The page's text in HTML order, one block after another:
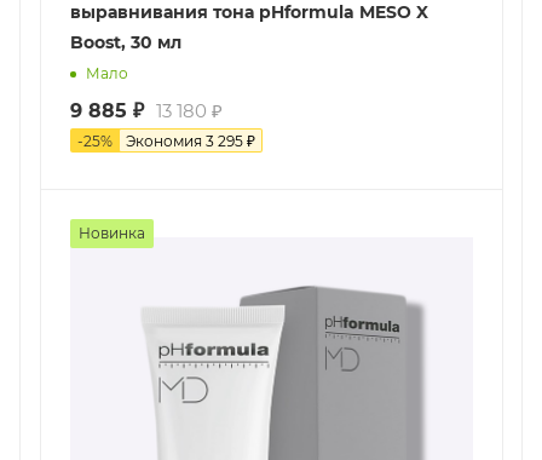
выравнивания тона pHformula MESO X
Boost, 30 мл
Мало
9 885 ₽ 13 180 ₽
-25% Экономия 3 295 ₽
Новинка